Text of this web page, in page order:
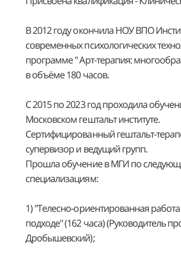
В 2012 году окончила НОУ ВПО
современных психологических
программе " Арт-терапия:
в объёме 180 часов.
С 2015 по 2023 год проходила
Московском гештальт институте.
Сертифицированный гештальт-
супервизор и ведущий групп.
Прошла обучение в МГИ по
специализациям:
1) "Телесно-ориентированная работа
подходе" (162 часа) (Руководитель
Дробышевский);